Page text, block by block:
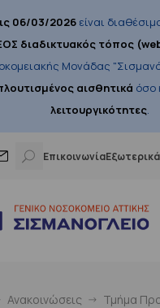
06/03/2026είναι
διαδικτυακός τόπος
Μονάδας
αισθητικά όσο
λειτουργικότητες.
Επικοινωνία
Ανακοινώσεις Τμήμα